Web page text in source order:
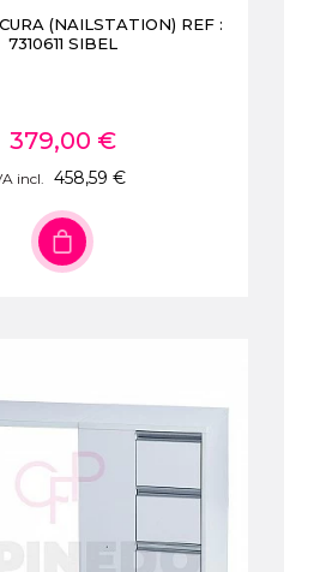
(NAILSTATION) REF :
7310611 SIBEL
379,00 €
incl. 458,59 €